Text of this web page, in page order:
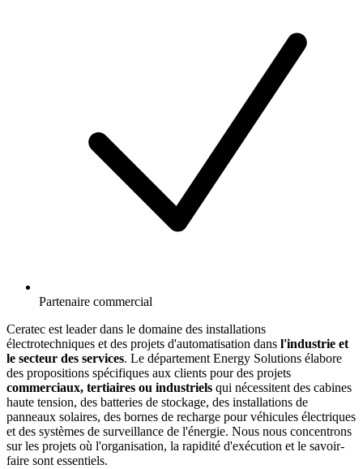
Partenaire commercial
Ceratec est leader dans le domaine des installations
électrotechniques et des projets d'automatisation dans l'industrie et
le secteur des services. Le département Energy Solutions élabore
des propositions spécifiques aux clients pour des projets
commerciaux, tertiaires ou industriels qui nécessitent des cabines
haute tension, des batteries de stockage, des installations de
panneaux solaires, des bornes de recharge pour véhicules électriques
et des systèmes de surveillance de l'énergie. Nous nous concentrons
sur les projets où l'organisation, la rapidité d'exécution et le savoir-
faire sont essentiels.